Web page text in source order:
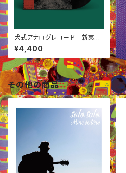
犬式アナログレコード 新夷の
風
¥4,400
その他の商品